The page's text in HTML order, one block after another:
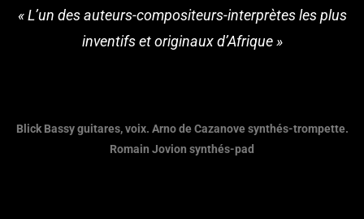
« L’un des auteurs-compositeurs-interprètes les plus
inventifs et originaux d’Afrique »
Blick Bassy guitares, voix. Arno de Cazanove synthés-trompette.
Romain Jovion synthés-pad